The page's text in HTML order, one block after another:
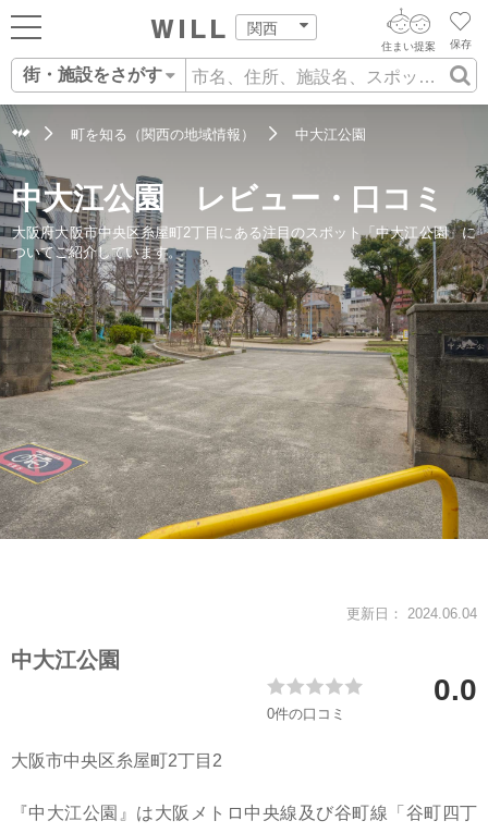
関西
ログイン
新規会員登録
住まいをさがす
住まいを売る
住まいをつくる
町を知る
店舗案内
スタッフ紹介
保存
住まい提案
街・施設をさがす
住まいをさがす
自宅の相場をみる
住まい事例をさが
す
街・施設をさがす
営業所をさがす
スタッフをさがす
AIウィルくんの提案
AI住まい提案を受ける
AI査定・チャット相談する
不動産エージェントの提案
価格査定を依頼する
相場データを依頼する
町を知る（関西の地域情報） 中大江公園
中大江公園 レビュー・口コミ
大阪府大阪市中央区糸屋町2丁目にある注目のスポット「中大江公園」に
ついてご紹介しています。
更新日： 2024.06.04
中大江公園
0.0
0件の口コミ
大阪市中央区糸屋町2丁目2
『中大江公園』は大阪メトロ中央線及び谷町線「谷町四丁